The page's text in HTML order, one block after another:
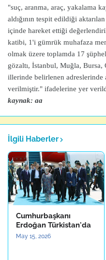
"suç, aranma, araç, yakalama
aldığının tespit edildiği
içinde hareket ettiği
katibi, 1'i gümrük muhafaza
olmak üzere toplamda 17
gözaltı, İstanbul, Muğla, Bursa,
illerinde belirlenen adreslerinde
verilmiştir." ifadelerine yer
kaynak: aa
İlgili Haberler
Cumhurbaşkanı
Erdoğan Türkistan'da
May 15, 2026